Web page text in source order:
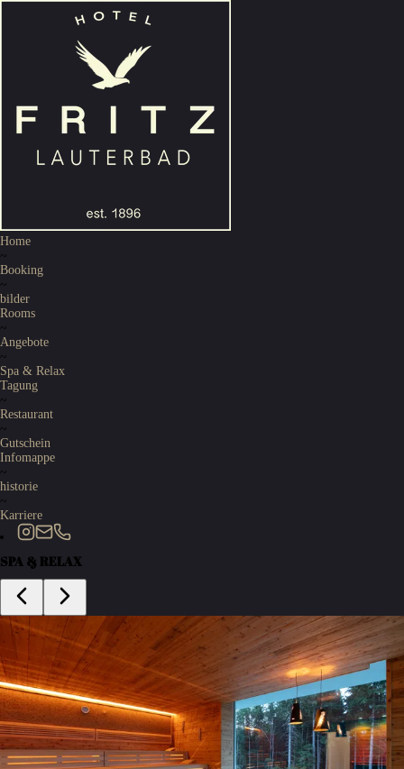
Home
~
Booking
~
bilder
Rooms
~
Angebote
~
Spa & Relax
Tagung
~
Restaurant
~
Gutschein
Infomappe
~
historie
~
Karriere
SPA & RELAX